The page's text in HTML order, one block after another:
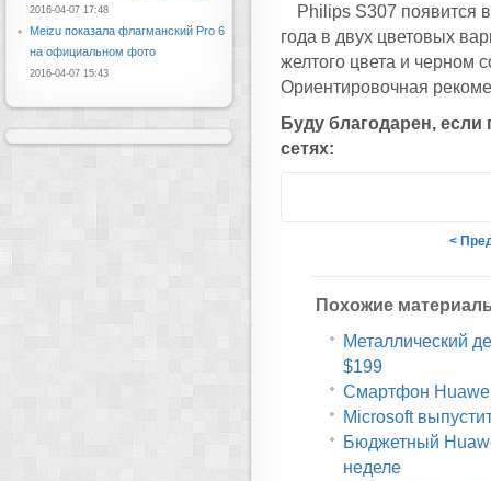
Philips S307 появится
года в двух цветовых
желтого цвета и черном
Ориентировочная
Буду благодарен, если
сетях:
<
Похожие
Металлический
$199
Смартфон
Microsoft
Бюджетный
неделе
2016-04-07 17:48
Meizu показала флагманский Pro 6
на официальном фото
2016-04-07 15:43